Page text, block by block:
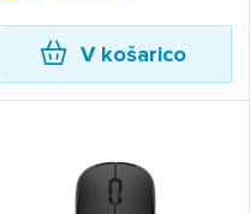
V košarico